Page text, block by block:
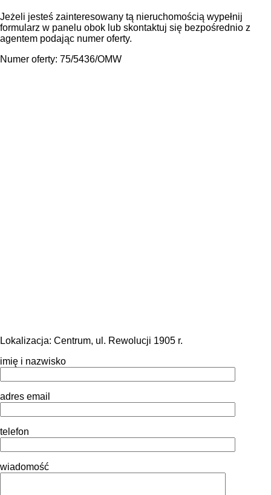
Jeżeli jesteś zainteresowany tą nieruchomością wypełnij
formularz w panelu obok lub skontaktuj się bezpośrednio z
agentem podając numer oferty.
Numer oferty: 75/5436/OMW
Lokalizacja: Centrum, ul. Rewolucji 1905 r.
imię i nazwisko
adres email
telefon
wiadomość